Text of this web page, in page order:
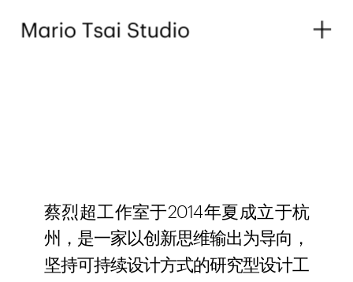
蔡烈超工作室于2014年夏成立于杭
州，是一家以创新思维输出为导向，
坚持可持续设计方式的研究型设计工